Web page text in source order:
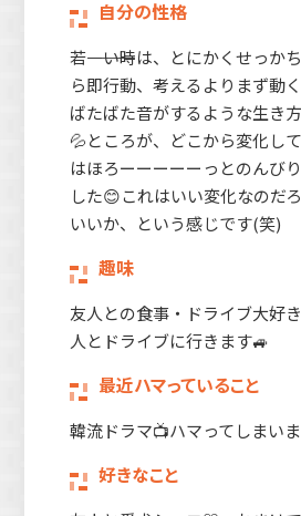
自分の性格
若―――――――い時は、とにかくせっ
ら即行動、考えるよりまず動
ばたばた音がするような生き
💦ところが、どこから変化し
はほろーーーーーっとのんび
した😊これはいい変化なのだ
いいか、という感じです(笑)
趣味
友人との食事・ドライブ大好
人とドライブに行きます🚙
最近ハマっていること
韓流ドラマ📺ハマってしまい
好きなこと